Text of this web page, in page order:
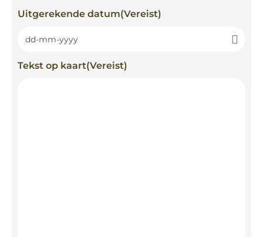
Uitgerekende datum(Vereist)
Tekst op kaart(Vereist)